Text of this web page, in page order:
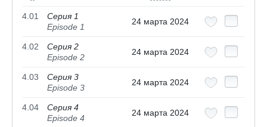
4.01
Серия 1
Episode 1
24 марта 2024
4.02
Серия 2
Episode 2
24 марта 2024
4.03
Серия 3
Episode 3
24 марта 2024
4.04
Серия 4
Episode 4
24 марта 2024